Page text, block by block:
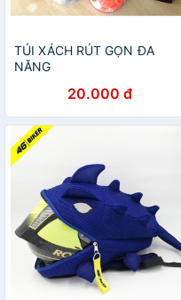
TÚI XÁCH RÚT GỌN ĐA
NĂNG
20.000 đ